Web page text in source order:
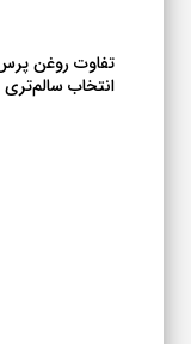
تفاوت روغن
انتخاب